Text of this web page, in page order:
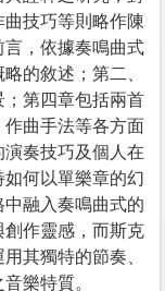
技巧等則略作陳
，依據奏鳴曲式
的敘述；第二、
第四章包括兩首
曲手法等各方面
奏技巧及個人在
何以單樂章的幻
融入奏鳴曲式的
作靈感，而斯克
其獨特的節奏、
樂特質。